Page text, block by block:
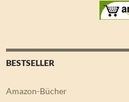
BESTSELLER
Amazon-Bücher